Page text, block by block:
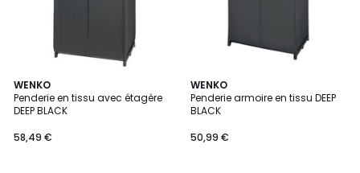
WENKO
Penderie en tissu avec étagère
DEEP BLACK
58,49 €
WENKO
Penderie armoire en tissu DEEP
BLACK
50,99 €